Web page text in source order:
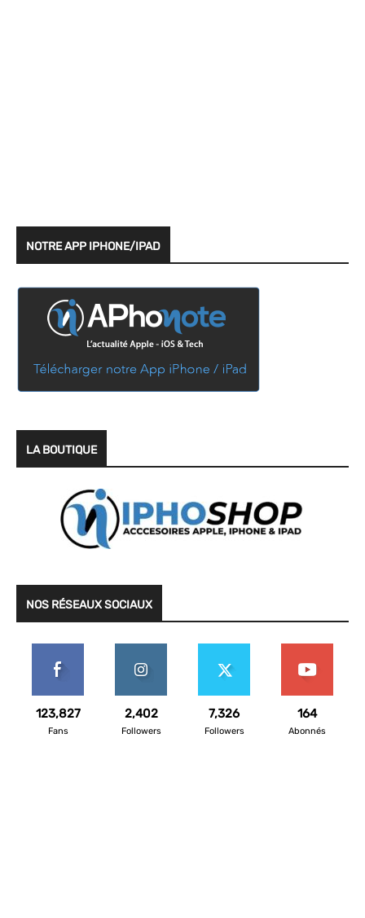
NOTRE APP IPHONE/IPAD
LA BOUTIQUE
NOS RÉSEAUX SOCIAUX
123,827
Fans
2,402
Followers
7,326
Followers
164
Abonnés